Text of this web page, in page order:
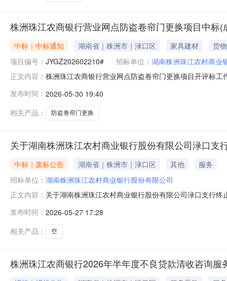
株洲珠江农商银行营业网点防盗卷帘门更换项目中标(
中标｜中标通知 湖南省｜株洲市｜渌口区 家具建材
货物
项目编号： JYGZ202602210# 招标单位： 湖南株洲珠江农村商业
正文内容： 株洲珠江农商银行营业网点防盗卷帘门更换项目开评标
量：包号标的名称简要技术要求数量最高限价（元）备
名
发布时间： 2026-05-30 19:40
相关产品：
防盗卷帘门更换
关于湖南株洲珠江农村商业银行股份有限公司渌口支
中标｜废标公告 湖南省｜株洲市｜渌口区 其他
服务
招标单位： 湖南株洲珠江农村商业银行股份有限公司
正文内容： 关于湖南株洲珠江农村商业银行股份有限公司渌口支行
请相互转告。联系人：陈蓉联系电话：0731-27616651
发布时间： 2026-05-27 17:28
相关产品：
空
株洲珠江农商银行2026年半年度不良贷款清收咨询服